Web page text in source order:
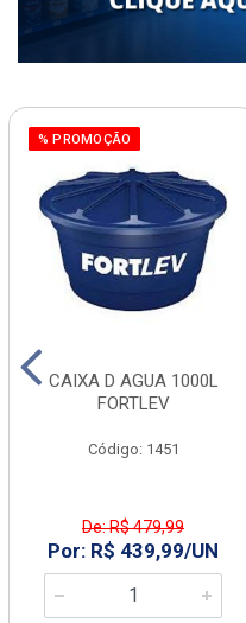
% PROMOÇÃO
CAIXA D AGUA 1000L
FORTLEV
Código: 1451
De: R$ 479,99
Por: R$ 439,99/UN